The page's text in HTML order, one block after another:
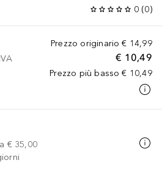
0 (0)
Prezzo originario € 14,99
€ 10,49
Prezzo più basso € 10,49
€ 35,00